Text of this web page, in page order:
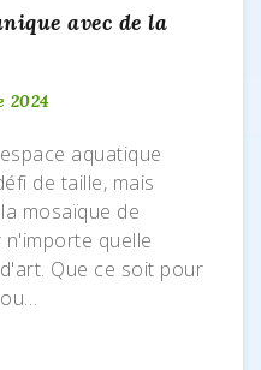
avec de la
2024
aquatique
de taille, mais
mosaïque de
quelle
Que ce soit pour